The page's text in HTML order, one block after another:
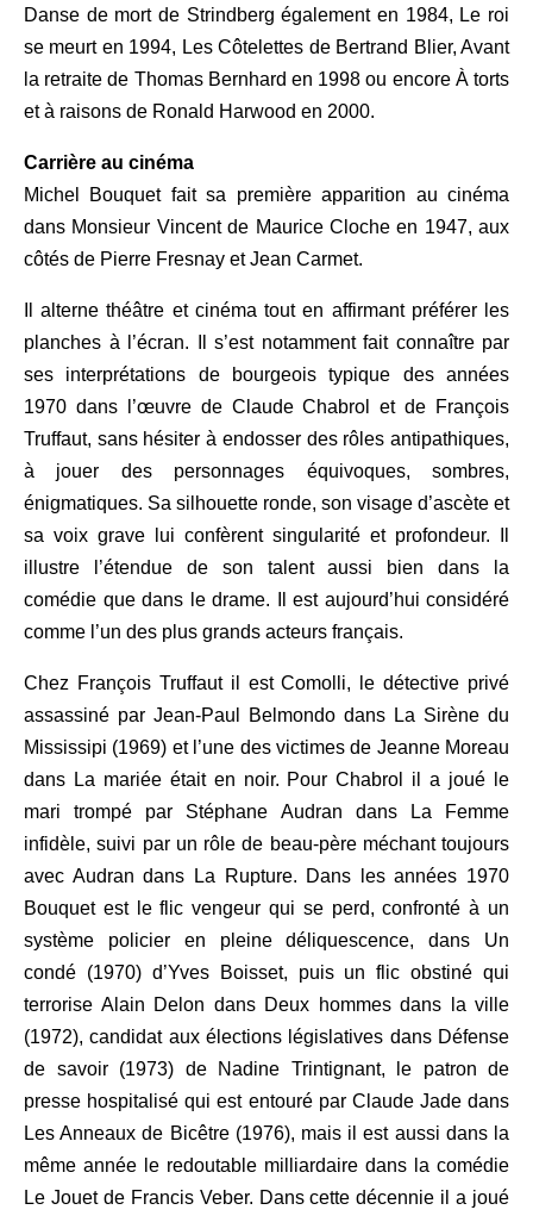
Danse de mort de Strindberg également en 1984, Le roi
se meurt en 1994, Les Côtelettes de Bertrand Blier, Avant
la retraite de Thomas Bernhard en 1998 ou encore À torts
et à raisons de Ronald Harwood en 2000.
Carrière au cinéma
Michel Bouquet fait sa première apparition au cinéma
dans Monsieur Vincent de Maurice Cloche en 1947, aux
côtés de Pierre Fresnay et Jean Carmet.
Il alterne théâtre et cinéma tout en affirmant préférer les
planches à l’écran. Il s’est notamment fait connaître par
ses interprétations de bourgeois typique des années
1970 dans l’œuvre de Claude Chabrol et de François
Truffaut, sans hésiter à endosser des rôles antipathiques,
à jouer des personnages équivoques, sombres,
énigmatiques. Sa silhouette ronde, son visage d’ascète et
sa voix grave lui confèrent singularité et profondeur. Il
illustre l’étendue de son talent aussi bien dans la
comédie que dans le drame. Il est aujourd’hui considéré
comme l’un des plus grands acteurs français.
Chez François Truffaut il est Comolli, le détective privé
assassiné par Jean-Paul Belmondo dans La Sirène du
Mississipi (1969) et l’une des victimes de Jeanne Moreau
dans La mariée était en noir. Pour Chabrol il a joué le
mari trompé par Stéphane Audran dans La Femme
infidèle, suivi par un rôle de beau-père méchant toujours
avec Audran dans La Rupture. Dans les années 1970
Bouquet est le flic vengeur qui se perd, confronté à un
système policier en pleine déliquescence, dans Un
condé (1970) d’Yves Boisset, puis un flic obstiné qui
terrorise Alain Delon dans Deux hommes dans la ville
(1972), candidat aux élections législatives dans Défense
de savoir (1973) de Nadine Trintignant, le patron de
presse hospitalisé qui est entouré par Claude Jade dans
Les Anneaux de Bicêtre (1976), mais il est aussi dans la
même année le redoutable milliardaire dans la comédie
Le Jouet de Francis Veber. Dans cette décennie il a joué